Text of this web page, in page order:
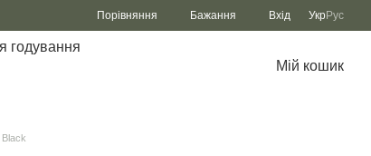
Порівняння Бажання Вхід УкрРус
годування
Мій кошик
Black